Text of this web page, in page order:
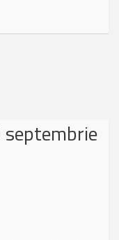
septembrie